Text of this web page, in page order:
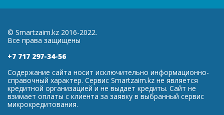
© Smartzaim.kz 2016-2022.
Все права защищены
+7 717 297-34-56
Содержание сайта носит исключительно информационно-
справочный характер. Сервис Smartzaim.kz не является
кредитной организацией и не выдает кредиты. Сайт не
взимает оплаты с клиента за заявку в выбранный сервис
микрокредитования.